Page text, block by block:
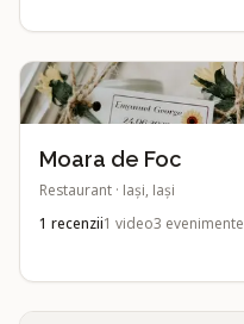
Moara de Foc
Restaurant · Iași, Iași
1 recenzii1 video3 evenimente